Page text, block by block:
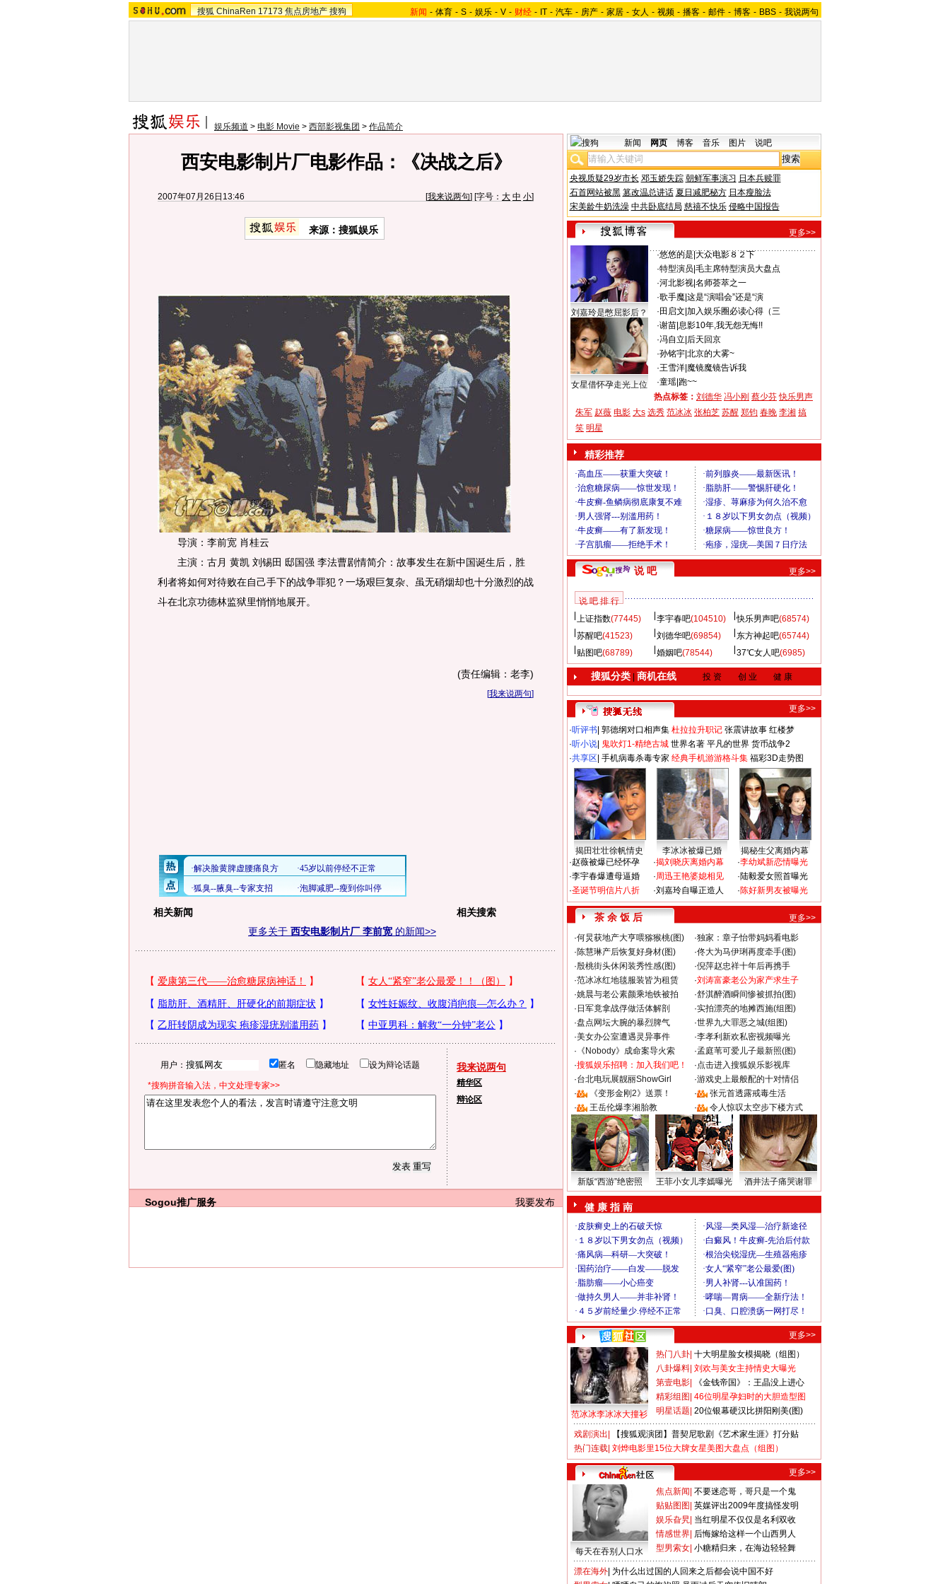
搜狐 ChinaRen 17173 焦点房地产 搜狗 新闻 - 体育 - S - 娱乐 - V - 财经 - IT - 汽车 - 房产 - 家居 - 女人 - 视频 - 播客 - 邮件 - 博客 - BBS - 我说两句
娱乐频道 > 电影 Movie > 西部影视集团 > 作品简介
西安电影制片厂电影作品：《决战之后》
2007年07月26日13:46 [我来说两句] [字号： 大 中 小]
来源：搜狐娱乐
导演：李前宽 肖桂云
主演：古月 黄凯 刘锡田 邸国强 李法曹剧情简介：故事发生在新中国诞生后，胜
利者将如何对待败在自己手下的战争罪犯？一场艰巨复杂、虽无硝烟却也十分激烈的战
斗在北京功德林监狱里悄悄地展开。
(责任编辑：老李)
[我来说两句]
相关新闻
更多关于 西安电影制片厂 李前宽 的新闻>>
相关搜索
用户： 匿名 隐藏地址 设为辩论话题
*搜狗拼音输入法，中文处理专家>>
我来说两句
精华区
辩论区
我要发布
Sogou推广服务
新闻 网页 博客 音乐 图片 说吧
央视质疑29岁市长 邓玉娇失踪 朝鲜军事演习 日本兵赎罪
石首网站被黑 篡改温总讲话 夏日减肥秘方 日本瘦脸法
宋美龄牛奶洗澡 中共卧底结局 慈禧不快乐 侵略中国报告
更多>>
刘嘉玲是憋屈影后？
女星借怀孕走光上位
·悠悠的是 大众电影８２下
·特型演员 毛主席特型演员大盘点
·河北影视| 名师荟萃之一
·歌手魔| 这是“演唱会”还是“演
· 田启文 加入娱乐圈必读心得（三
·谢苗| 息影10年,我无怨无悔!!
·冯自立 后天回京
·孙铭宇| 北京的大雾~
·王雪洋| 魔镜魔镜告诉我
·童瑶| 跑~~
热点标签： 刘德华 冯小刚 蔡少芬 快乐男声
朱军 赵薇 电影 大s 选秀 范冰冰 张柏芝 苏醒 郑钧 春晚 李湘 搞
笑 明星
精彩推荐
说 吧 更多>>
说 吧 排 行
上证指数(77445) 李宇春吧(104510) 快乐男声吧(68574)
苏醒吧(41523) 刘德华吧(69854) 东方神起吧(65744)
贴图吧(68789) 婚姻吧(78544) 37℃女人吧(6985)
搜狐分类| 商机在线 投 资 创 业 健 康
更多>>
·听评书 郭德纲对口相声集 杜拉拉升职记 张震讲故事 红楼梦
·听小说 鬼吹灯1-精绝古城 世界名著 平凡的世界 货币战争2
·共享区 手机病毒杀毒专家 经典手机游游格斗集 福彩3D走势图
揭田壮壮徐帆情史 李冰冰被爆已婚
揭秘生父离婚内幕
·赵薇被爆已经怀孕
·李宇春爆遭母逼婚
·圣诞节明信片八折
·揭刘晓庆离婚内幕
·周迅王艳婆媳相见
·刘嘉玲自曝正造人
·李幼斌新恋情曝光
·陆毅爱女照首曝光
·陈好新男友被曝光
茶 余 饭 后
更多>>
·何炅获地产大亨喂猕猴桃(图) ·独家：章子怡带妈妈看电影
·陈慧琳产后恢复好身材(图) ·佟大为马伊琍再度牵手(图)
·殷桃街头休闲装秀性感(图) ·倪萍赵忠祥十年后再携手
·范冰冰红地毯服装皆为租赁 ·刘涛富豪老公为家产求生子
·姚晨与老公素颜乘地铁被拍 ·舒淇醉酒瞬间惨被抓拍(图)
· 日军竟拿战俘做活体解剖 ·实拍漂亮的地摊西施(组图)
·盘点网坛大腕的暴烈脾气 ·世界九大罪恶之城(组图)
·美女办公室遭遇灵异事件 ·李孝利新欢私密视频曝光
· 《Nobody》成命案导火索 ·孟庭苇可爱儿子最新照(图)
·搜狐娱乐招聘：加入我们吧！ ·点击进入搜狐娱乐影视库
·台北电玩展靓丽ShowGirl ·游戏史上最般配的十对情侣
·
《变形金刚2》送票！ ·
张元首透露戒毒生活
·
王岳伦爆李湘胎教 · 令人惊叹太空步下楼方式
新版“西游”绝密照 王菲小女儿李嫣曝光 酒井法子痛哭谢罪
健 康 指 南
更多>>
范冰冰李冰冰大撞衫
热门八卦 十大明星脸女模揭晓（组图）
八卦爆料 刘欢与美女主持情史大曝光
第壹电影
《金钱帝国》：王晶没上进心
精彩组图 46位明星孕妇时的大胆造型图
明星话题 20位银幕硬汉比拼阳刚美(图)
戏剧演出
【搜狐观演团】普契尼歌剧《艺术家生涯》打分贴
热门连载 刘烨电影里15位大牌女星美图大盘点（组图）
更多>>
每天在吞别人口水
焦点新闻 不要迷恋哥，哥只是一个鬼
贴贴图图 英媒评出2009年度搞怪发明
娱乐旮旯 当红明星不仅仅是名利双收
情感世界 后悔嫁给这样一个山西男人
型男索女 小糖精归来，在海边轻轻舞
漂在海外 为什么出过国的人回来之后都会说中国不好